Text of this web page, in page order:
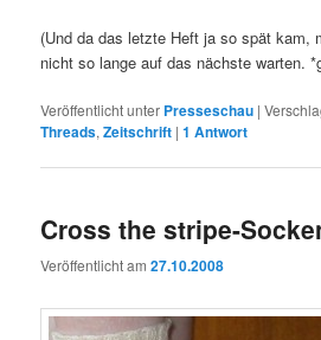
(Und da das letzte Heft ja so spät kam,
nicht so lange auf das nächste warten.
Veröffentlicht unter Presseschau |
Threads,Zeitschrift |1 Antwort
Cross the stripe-
Veröffentlicht am27.10.2008